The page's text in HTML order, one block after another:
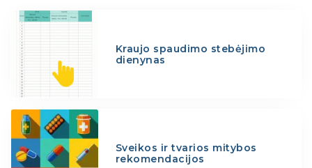
Kraujo spaudimo stebėjimo
dienynas
Sveikos ir tvarios mitybos
rekomendacijos